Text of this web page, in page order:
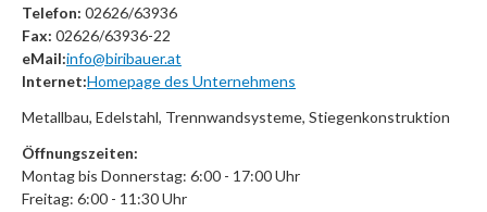
Telefon: 02626/63936
Fax: 02626/63936-22
eMail:info@biribauer.at
Internet:Homepage des Unternehmens
Metallbau, Edelstahl, Trennwandsysteme, Stiegenkonstruktion
Öffnungszeiten:
Montag bis Donnerstag: 6:00 - 17:00 Uhr
Freitag: 6:00 - 11:30 Uhr